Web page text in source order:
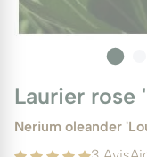
Laurier rose
Nerium oleander